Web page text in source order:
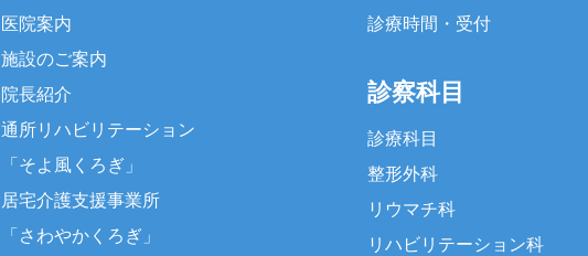
医院案内
施設のご案内
院長紹介
通所リハビリテーション
「そよ風くろぎ」
居宅介護支援事業所
「さわやかくろぎ」
診療時間・受付
診察科目
診療科目
整形外科
リウマチ科
リハビリテーション科